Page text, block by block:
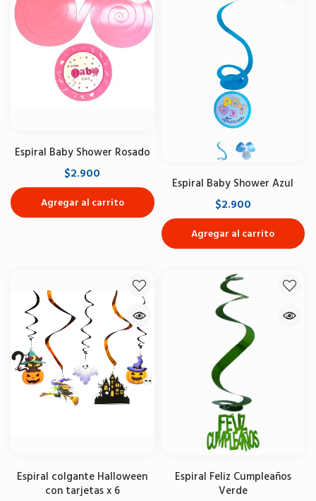
Espiral Baby Shower Rosado
$2.900
Agregar al carrito
Espiral Baby Shower Azul
$2.900
Agregar al carrito
Espiral colgante Halloween
con tarjetas x 6
Espiral Feliz Cumpleaños
Verde